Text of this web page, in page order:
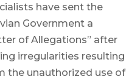
have sent the
Government a
of Allegations” after
irregularities resulting
the unauthorized use of